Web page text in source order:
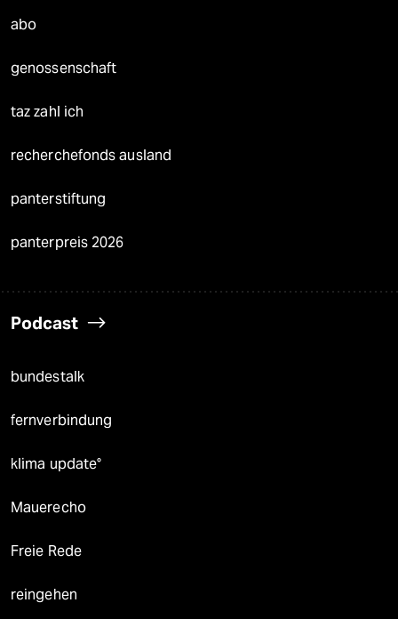
abo
genossenschaft
taz zahl ich
recherchefonds ausland
panterstiftung
panterpreis 2026
Podcast
bundestalk
fernverbindung
klima update°
Mauerecho
Freie Rede
reingehen